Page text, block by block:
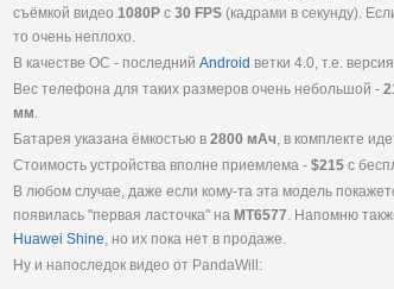
съёмкой видео 1080P с 30 FPS (кадрами в секунду).
то очень неплохо.
В качестве ОС - последний Android ветки 4.0, т.е. версия
Вес телефона для таких размеров очень небольшой -
мм
Батарея указана ёмкостью в 2800 мАч , в комплекте
Стоимость устройства вполне приемлема - $215 с
В любом случае, даже если кому-та эта модель
появилась "первая ласточка" на MT6577 . Напомню
Huawei Shine , но их пока нет в продаже.
Ну и напоследок видео от PandaWill: